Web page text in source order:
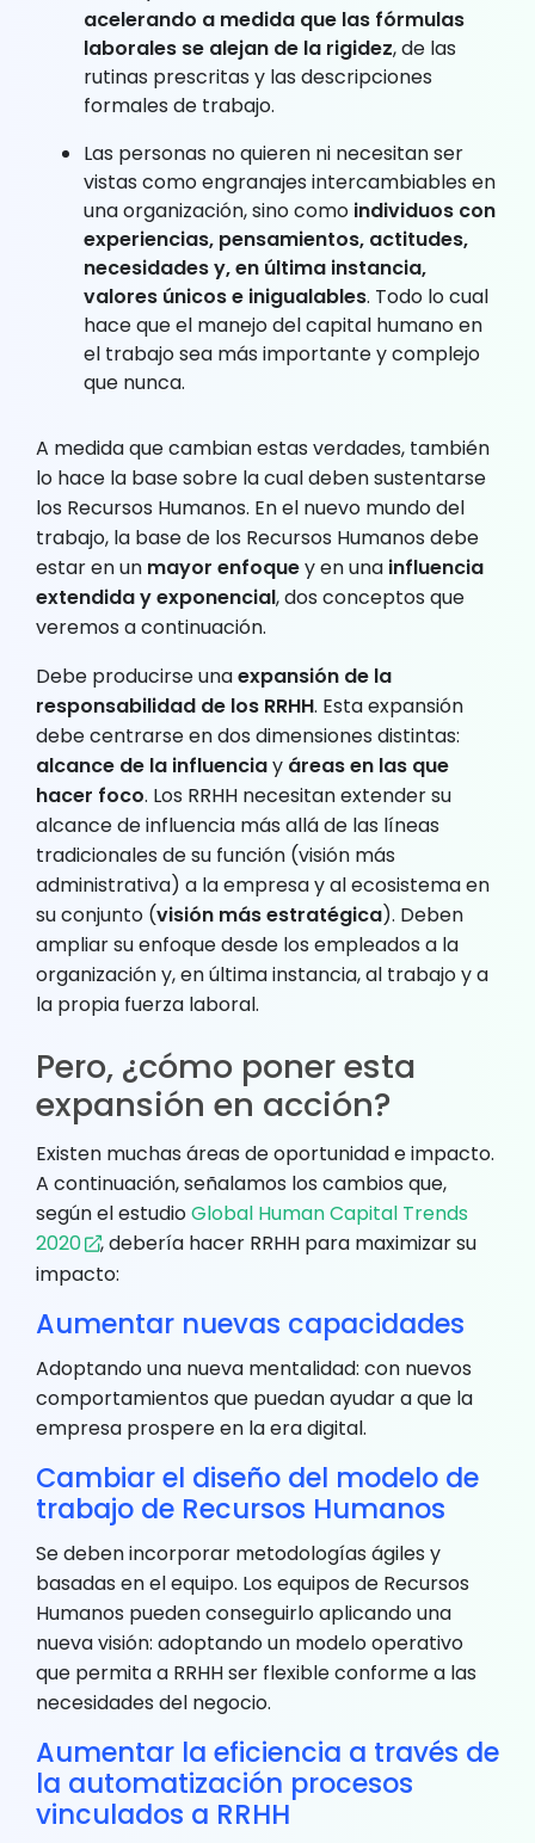
acelerando a medida que las fórmulas
laborales se alejan de la rigidez, de las
rutinas prescritas y las descripciones
formales de trabajo.
Las personas no quieren ni necesitan ser
vistas como engranajes intercambiables en
una organización, sino como individuos con
experiencias, pensamientos, actitudes,
necesidades y, en última instancia,
valores únicos e inigualables. Todo lo cual
hace que el manejo del capital humano en
el trabajo sea más importante y complejo
que nunca.
A medida que cambian estas verdades, también
lo hace la base sobre la cual deben sustentarse
los Recursos Humanos. En el nuevo mundo del
trabajo, la base de los Recursos Humanos debe
estar en un mayor enfoquey en una influencia
extendida y exponencial, dos conceptos que
veremos a continuación.
Debe producirse unaexpansión de la
responsabilidad de los RRHH. Esta expansión
debe centrarse en dos dimensiones distintas:
alcance de la influenciay áreas en las que
hacer foco. Los RRHH necesitan extender su
alcance de influencia más allá de las líneas
tradicionales de su función (visión más
administrativa) a la empresa y al ecosistema en
su conjunto (visión más estratégica). Deben
ampliar su enfoque desde los empleados a la
organización y, en última instancia, al trabajo y a
la propia fuerza laboral.
Pero, ¿cómo poner esta
expansión en acción?
Existen muchas áreas de oportunidad e impacto.
A continuación, señalamos los cambios que,
según el estudioGlobal Human Capital Trends
2020
, debería hacer RRHH para maximizar su
impacto:
Aumentar nuevas capacidades
Adoptando una nueva mentalidad: con nuevos
comportamientos que puedan ayudar a que la
empresa prospere en la era digital.
Cambiar el diseño del modelo de
trabajo de Recursos Humanos
Se deben incorporar metodologías ágiles y
basadas en el equipo. Los equipos de Recursos
Humanos pueden conseguirlo aplicando una
nueva visión: adoptando un modelo operativo
que permita a RRHH ser flexible conforme a las
necesidades del negocio.
Aumentar la eficiencia a través de
la automatización procesos
vinculados a RRHH